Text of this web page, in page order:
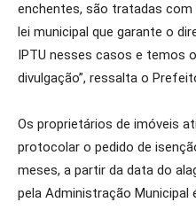
enchentes, são tratadas
lei municipal que garante o
IPTU nesses casos e temos
divulgação”, ressalta o
Os proprietários de imóveis
protocolar o pedido de
meses, a partir da data do
pela Administração Municipal